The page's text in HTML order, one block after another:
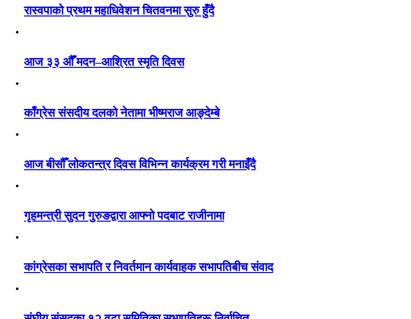
रास्वपाको प्रथम महाधिवेशन चितवनमा सुरु हुँदै
आज ३३ औँ मदन–आश्रित स्मृति दिवस
काँग्रेस संसदीय दलको नेतामा भीष्मराज आङ्देम्बे
आज बीसौँ लोकतन्त्र दिवस विभिन्न कार्यक्रम गरी मनाइँदै
गृहमन्त्री सुदन गुरुङद्वारा आफ्नो पदबाट राजीनामा
कांग्रेसका सभापति र निवर्तमान कार्यवाहक सभापतिबीच संवाद